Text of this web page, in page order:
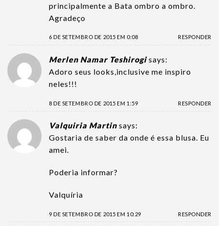
principalmente a Bata ombro a ombro.
Agradeço
6 DE SETEMBRO DE 2015 EM 0:08 RESPONDER
Merlen Namar Teshirogi says:
Adoro seus looks,inclusive me inspiro
neles!!!
8 DE SETEMBRO DE 2015 EM 1:59 RESPONDER
Valquiria Martin says:
Gostaria de saber da onde é essa blusa. Eu
amei.
Poderia informar?
Valquíria
9 DE SETEMBRO DE 2015 EM 10:29 RESPONDER